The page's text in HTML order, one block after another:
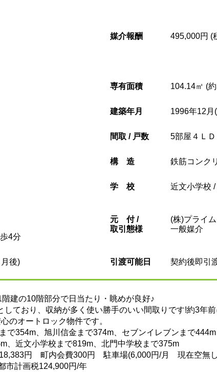
媒介報酬 495,000円 (
専有面積 104.14㎡ (
建築年月 1996年12月
間取 / 戸数 5部屋４Ｌ
構造 鉄筋コンク
学校 近文小学校
元 付 /
取引態様
(株)プライ
一般媒介
4分
後) 引渡可能日 契約後即引
建の10階部分で日当たり・眺めが良好♪
しており、収納が多く使い勝手のいい間取りです!約3年
のオートロック物件です。
で354m、旭川信金まで374m、セブンイレブンまで
、近文小学校まで819m、北門中学校まで375m
円 町内会費300円 駐車場(6,000円/月 現在空無し
市計画税124,900円/年